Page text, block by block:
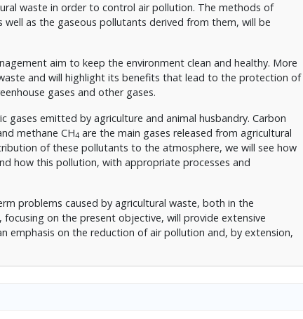
waste in order to control air pollution. The methods of
as the gaseous pollutants derived from them, will be
aim to keep the environment clean and healthy. More
and will highlight its benefits that lead to the protection of
gases and other gases.
emitted by agriculture and animal husbandry. Carbon
methane CH4 are the main gases released from agricultural
of these pollutants to the atmosphere, we will see how
how this pollution, with appropriate processes and
problems caused by agricultural waste, both in the
on the present objective, will provide extensive
on the reduction of air pollution and, by extension,